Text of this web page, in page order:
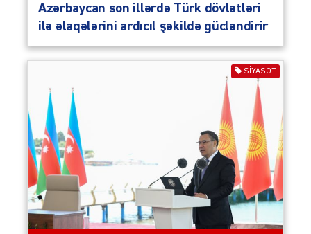
Azərbaycan son illərdə Türk dövlətləri
ilə əlaqələrini ardıcıl şəkildə gücləndirir
SIYASƏT